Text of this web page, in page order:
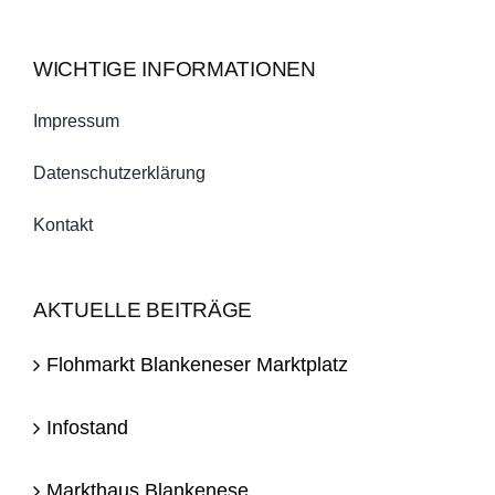
WICHTIGE INFORMATIONEN
Impressum
Datenschutzerklärung
Kontakt
AKTUELLE BEITRÄGE
Flohmarkt Blankeneser Marktplatz
Infostand
Markthaus Blankenese